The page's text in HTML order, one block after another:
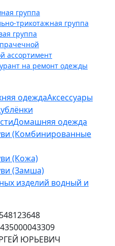
группа
трикотажная группа
группа
ассортимент
на ремонт одежды
одеждаАксессуары
Домашняя одежда
(Комбинированные
(Кожа)
(Замша)
изделий водный и
ЮРЬЕВИЧ